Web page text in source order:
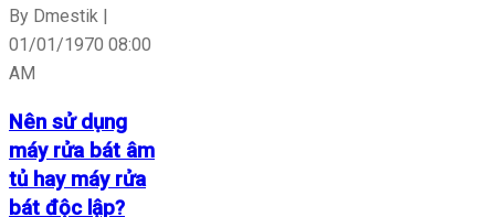
By Dmestik |
01/01/1970 08:00
AM
Nên sử dụng
máy rửa bát âm
tủ hay máy rửa
bát độc lập?